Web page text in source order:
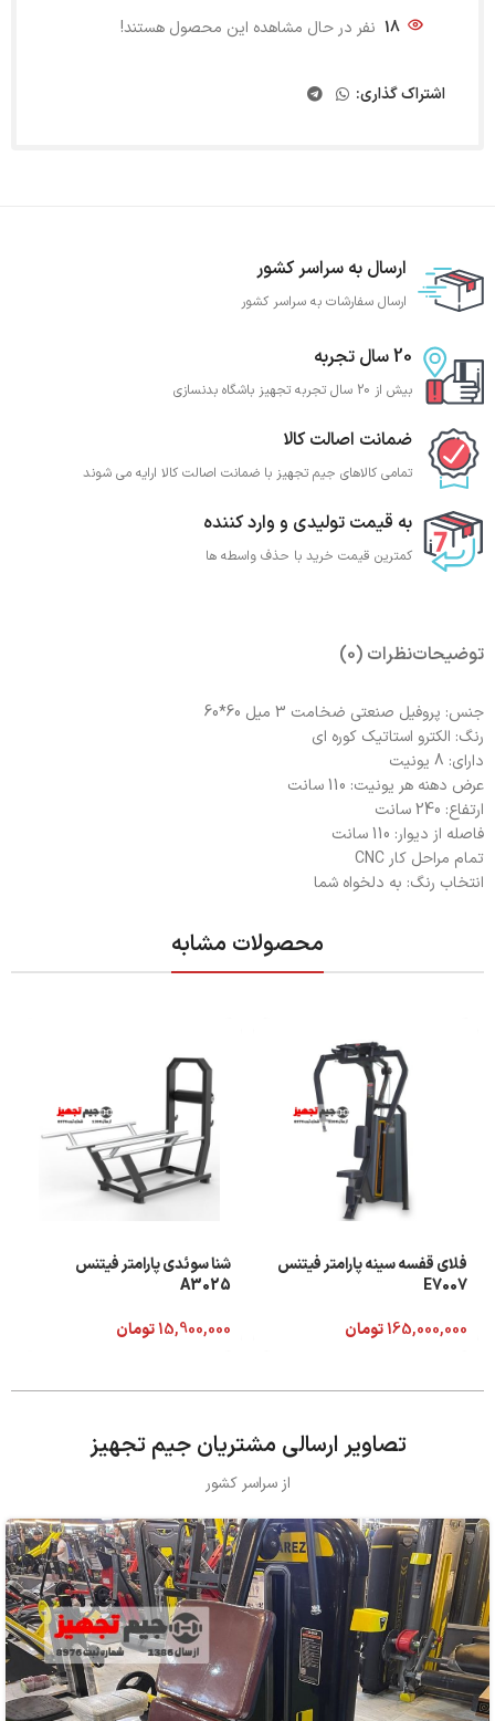
18 نفر در حال مشاهده این محصول هستند!
اشتراک گذاری:
ارسال به سراسر کشور
ارسال سفارشات به سراسر کشور
20 سال تجربه
بیش از 20 سال تجربه تجهیز باشگاه بدنسازی
ضمانت اصالت کالا
تمامی کالاهای جیم تجهیز با ضمانت اصالت کالا ارایه می شوند
به قیمت تولیدی و وارد کننده
کمترین قیمت خرید با حذف واسطه ها
توضیحاتنظرات (0)
جنس: پروفیل صنعتی ضخامت 3 میل 60*60
رنگ: الکترو استاتیک کوره ای
دارای: 8 یونیت
عرض دهنه هر یونیت: 110 سانت
ارتفاع: 240 سانت
فاصله از دیوار: 110 سانت
تمام مراحل کار CNC
انتخاب رنگ: به دلخواه شما
محصولات مشابه
فلای قفسه سینه پارامتر فیتنس
E7007
165,000,000تومان
شنا سوئدی پارامتر فیتنس
A3025
15,900,000تومان
تصاویر ارسالی مشتریان جیم تجهیز
از سراسر کشور